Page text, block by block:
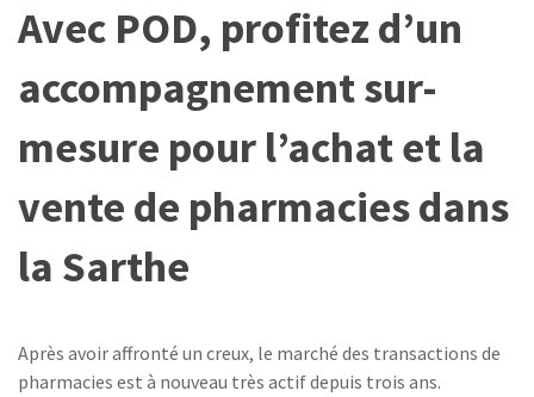
Avec POD, profitez d’un
accompagnement sur-
mesure pour l’achat et la
vente de pharmacies dans
la Sarthe
Après avoir affronté un creux, le marché des transactions de
pharmacies est à nouveau très actif depuis trois ans.